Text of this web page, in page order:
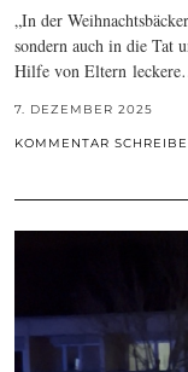
„In der
sondern auch in die Tat
Hilfe von Eltern
7. DEZEMBER 2025
KOMMENTAR